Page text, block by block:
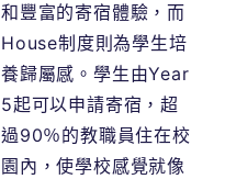
和豐富的寄宿體驗，而
House制度則為學生培
養歸屬感。學生由Year
5起可以申請寄宿，超
過90％的教職員住在校
園內，使學校感覺就像